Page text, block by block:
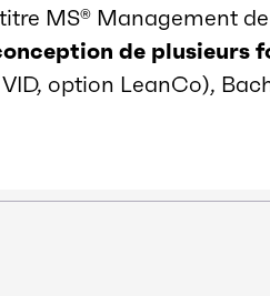
MS® Management
de plusieurs
option LeanCo),